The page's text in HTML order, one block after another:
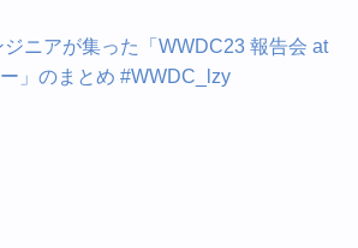
ニアが集った「WWDC23 報告会 at
」のまとめ #WWDC_lzy